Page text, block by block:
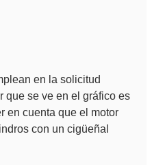
en la solicitud
que se ve en el gráfico es
en cuenta que el motor
con un cigüeñal